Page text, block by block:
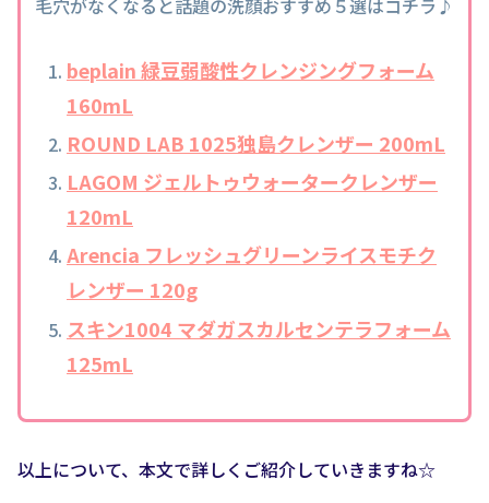
毛穴がなくなると話題の洗顔おすすめ５選はコチラ♪
beplain 緑豆弱酸性クレンジングフォーム
160mL
ROUND LAB 1025独島クレンザー 200mL
LAGOM ジェルトゥウォータークレンザー
120mL
Arencia フレッシュグリーンライスモチク
レンザー 120g
スキン1004 マダガスカルセンテラフォーム
125mL
以上について、本文で詳しくご紹介していきますね☆